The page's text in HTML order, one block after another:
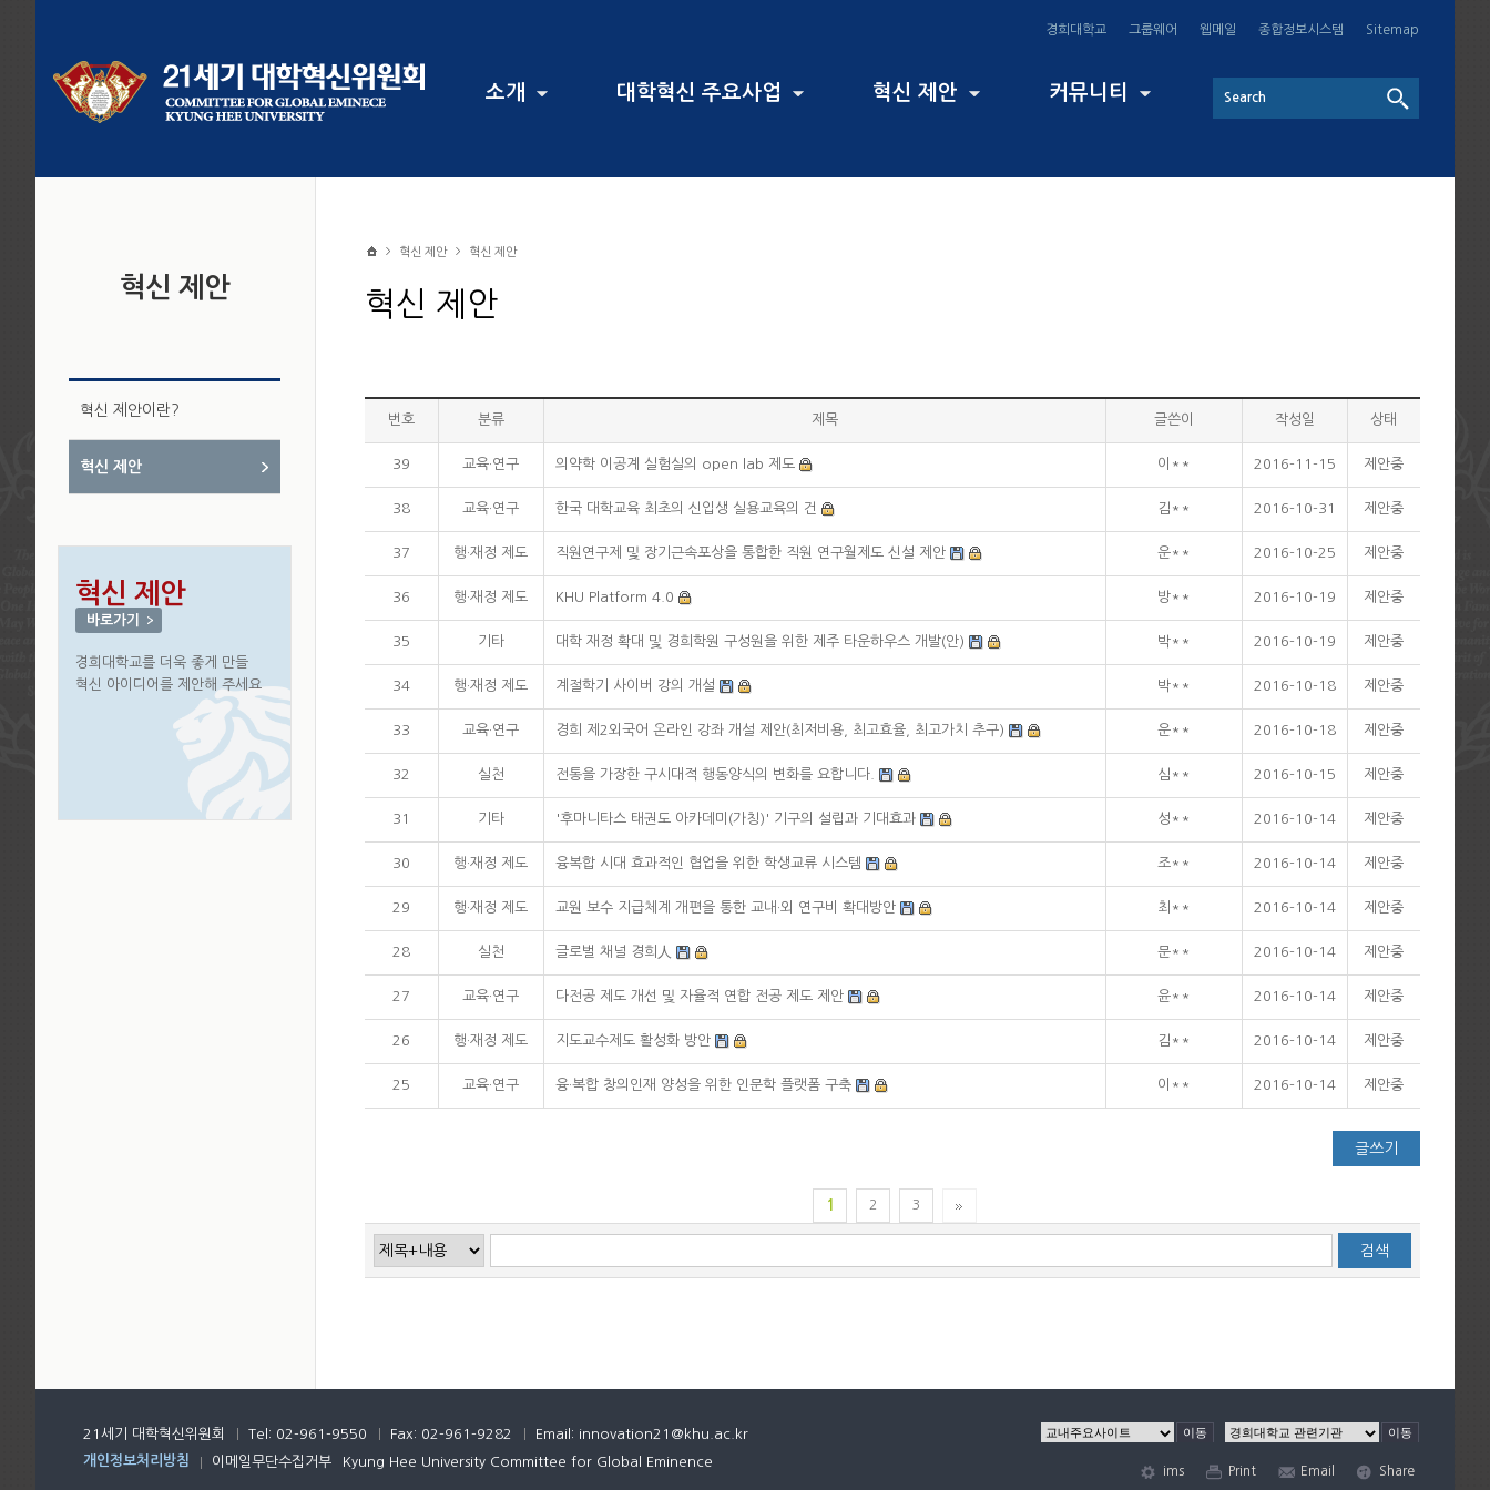
경희대학교 그룹웨어 웹메일 종합정보시스템 Sitemap
소개 대학혁신 주요사업 혁신 제안 커뮤니티
혁신 제안
혁신 제안이란?
혁신 제안
혁신 제안
바로가기
경희대학교를 더욱 좋게 만들
혁신 아이디어를 제안해 주세요
혁신 제안 혁신 제안
혁신 제안
번호 분류 제목 글쓴이 작성일 상태
39 교육·연구 의약학 이공계 실험실의 open lab 제도 이** 2016-11-15 제안중
38 교육·연구 한국 대학교육 최초의 신입생 실용교육의 건 김** 2016-10-31 제안중
37 행·재정 제도 직원연구제 및 장기근속포상을 통합한 직원 연구월제도 신설 제안 운** 2016-10-25 제안중
36 행·재정 제도 KHU Platform 4.0 방** 2016-10-19 제안중
35 기타 대학 재정 확대 및 경희학원 구성원을 위한 제주 타운하우스 개발(안) 박** 2016-10-19 제안중
34 행·재정 제도 계절학기 사이버 강의 개설 박** 2016-10-18 제안중
33 교육·연구 경희 제2외국어 온라인 강좌 개설 제안(최저비용, 최고효율, 최고가치 추구) 운** 2016-10-18 제안중
32 실천 전통을 가장한 구시대적 행동양식의 변화를 요합니다. 심** 2016-10-15 제안중
31 기타 '후마니타스 태권도 아카데미(가칭)' 기구의 설립과 기대효과 성** 2016-10-14 제안중
30 행·재정 제도 융복합 시대 효과적인 협업을 위한 학생교류 시스템 조** 2016-10-14 제안중
29 행·재정 제도 교원 보수 지급체계 개편을 통한 교내·외 연구비 확대방안 최** 2016-10-14 제안중
28 실천 글로벌 채널 경희人 문** 2016-10-14 제안중
27 교육·연구 다전공 제도 개선 및 자율적 연합 전공 제도 제안 윤** 2016-10-14 제안중
26 행·재정 제도 지도교수제도 활성화 방안 김** 2016-10-14 제안중
25 교육·연구 융·복합 창의인재 양성을 위한 인문학 플랫폼 구축 이** 2016-10-14 제안중
글쓰기
1 2 3
21세기 대학혁신위원회 Tel: 02-961-9550 Fax: 02-961-9282
Email: innovation21@khu.ac.kr
개인정보처리방침
이메일무단수집거부 Kyung Hee University Committee for Global Eminence
이동 이동
ims Print Email Share